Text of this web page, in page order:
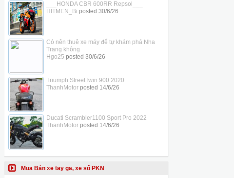
___HONDA CBR 600RR Repsol___
HITMEN_Bi posted 30/6/26
Có nên thuê xe máy để tự khám phá Nha
Trang không
Hgo25 posted 30/6/26
Triumph StreetTwin 900 2020
ThanhMotorposted 14/6/26
Ducati Scrambler1100 Sport Pro 2022
ThanhMotorposted 14/6/26
Mua Bán xe tay ga, xe số PKN